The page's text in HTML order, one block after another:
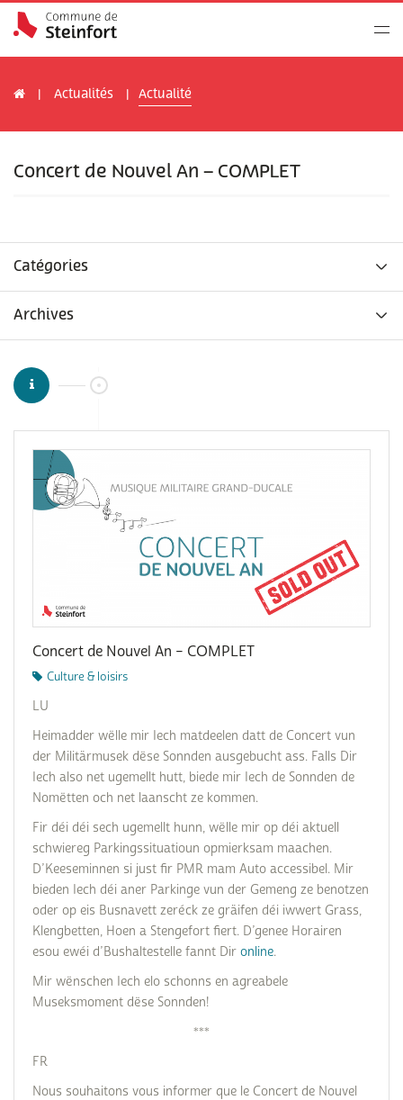
Actualités Actualité
Concert de Nouvel An – COMPLET
Catégories
Archives
Concert de Nouvel An – COMPLET
Culture & loisirs
LU
Heimadder wëlle mir Iech matdeelen datt de Concert vun
der Militärmusek dëse Sonnden ausgebucht ass. Falls Dir
Iech also net ugemellt hutt, biede mir Iech de Sonnden de
Nomëtten och net laanscht ze kommen.
Fir déi déi sech ugemellt hunn, wëlle mir op déi aktuell
schwiereg Parkingssituatioun opmierksam maachen.
D’Keeseminnen si just fir PMR mam Auto accessibel. Mir
bieden Iech déi aner Parkinge vun der Gemeng ze benotzen
oder op eis Busnavett zeréck ze gräifen déi iwwert Grass,
Klengbetten, Hoen a Stengefort fiert. D’genee Horairen
esou ewéi d’Bushaltestelle fannt Dir online.
Mir wënschen Iech elo schonns en agreabele
Museksmoment dëse Sonnden!
***
FR
Nous souhaitons vous informer que le Concert de Nouvel